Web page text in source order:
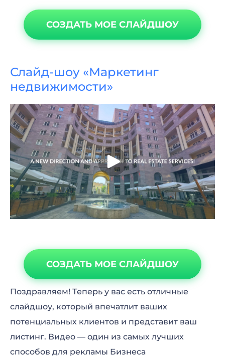
СОЗДАТЬ МОЕ СЛАЙДШОУ
Слайд-шоу «Маркетинг
недвижимости»
СОЗДАТЬ МОЕ СЛАЙДШОУ
Поздравляем! Теперь у вас есть отличные
слайдшоу, который впечатлит ваших
потенциальных клиентов и представит ваш
листинг. Видео — один из самых лучших
способов для рекламы Бизнеса